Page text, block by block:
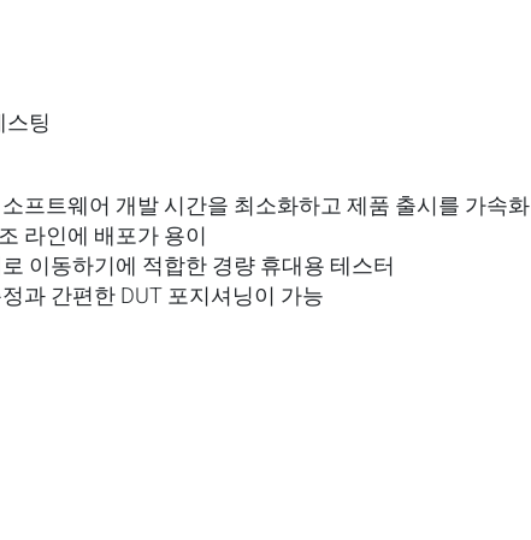
스팅
프트웨어 개발 시간을 최소화하고 제품 출시를 가속화
라인에 배포가 용이
이동하기에 적합한 경량 휴대용 테스터
과 간편한 DUT 포지셔닝이 가능